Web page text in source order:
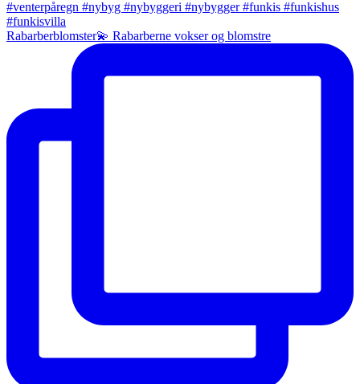
Rabarberblomster💫 Rabarberne vokser og blomstre